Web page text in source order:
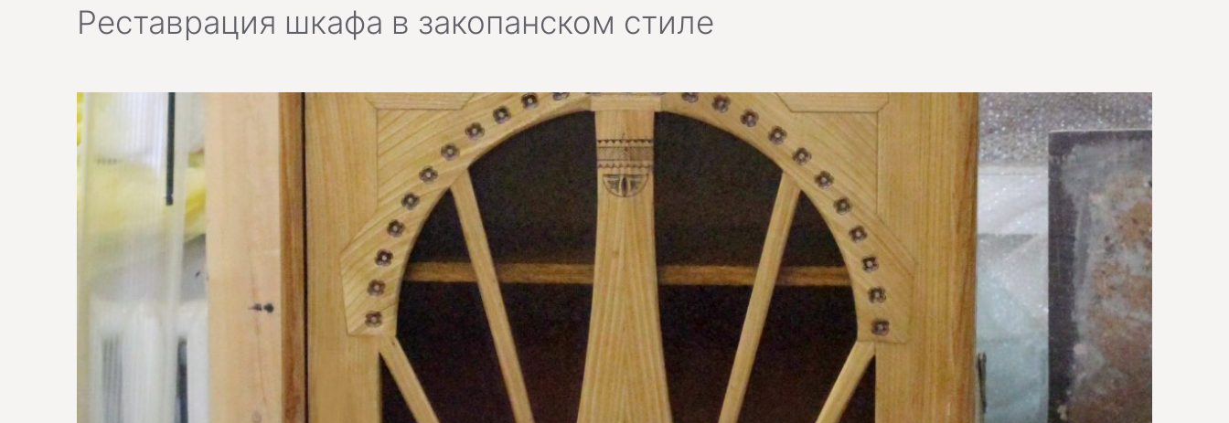
Реставрация шкафа в закопанском стиле